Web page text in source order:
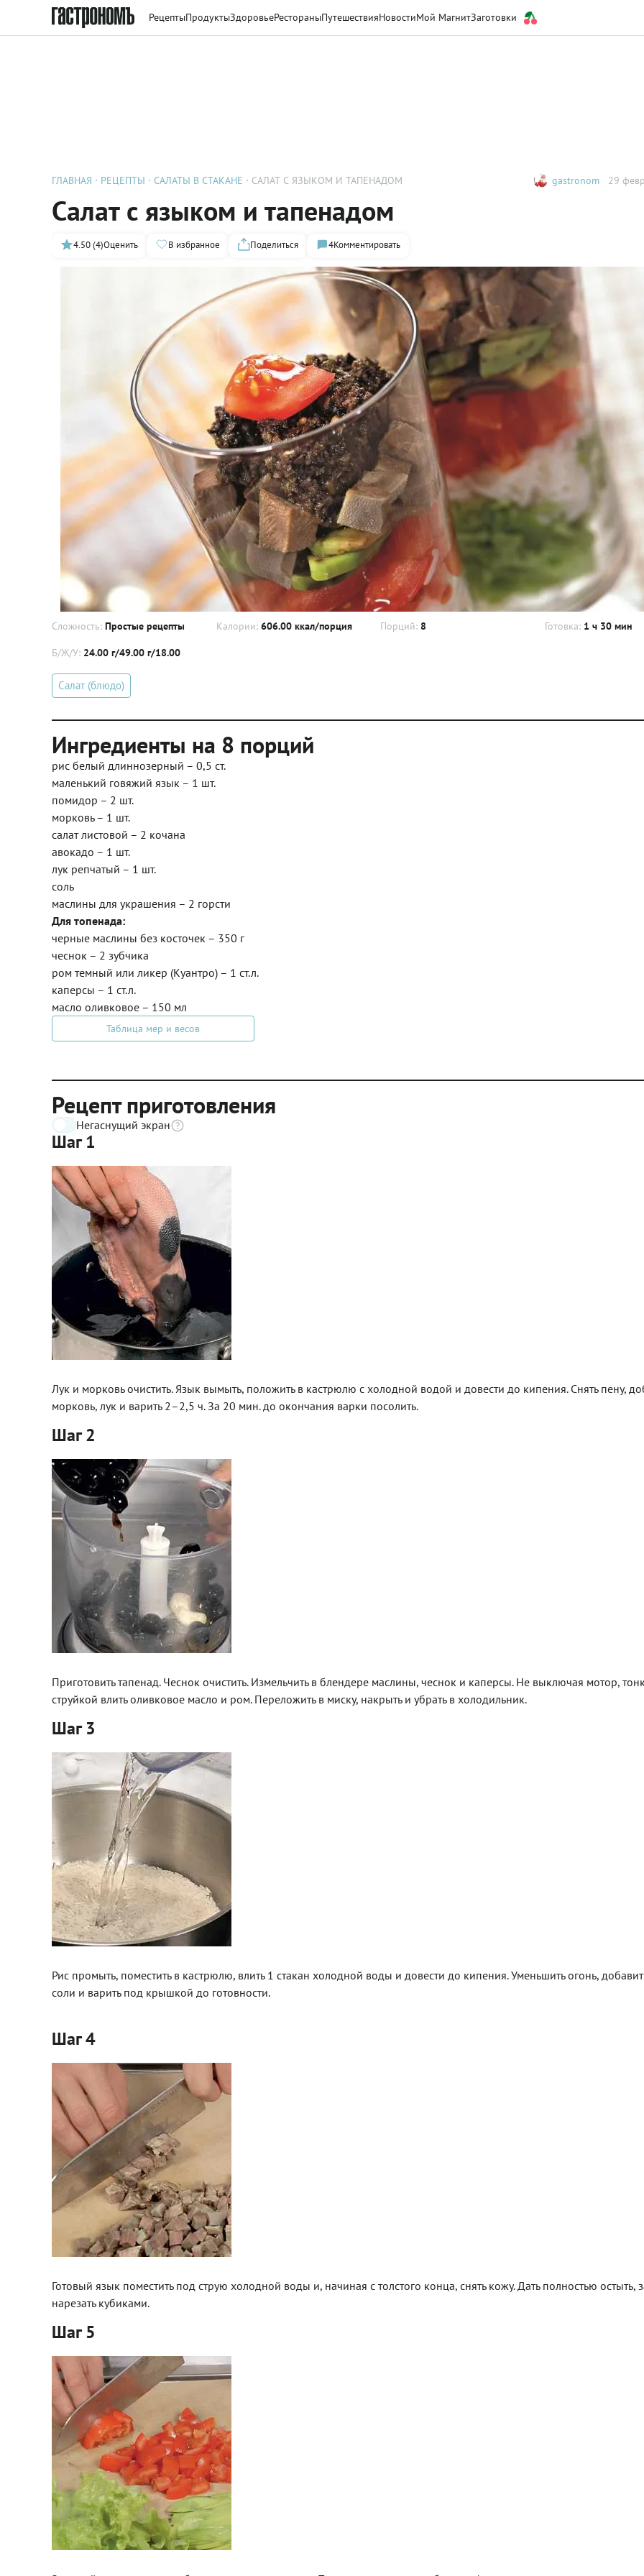
РецептыПродуктыЗдоровьеРестораныПутешествияНовостиМой МагнитЗаготовки
ГЛАВНАЯ РЕЦЕПТЫ САЛАТЫ В СТАКАНЕ САЛАТ С ЯЗЫКОМ И ТАПЕНАДОМ gastronom 29
Салат с языком и тапенадом
4.50 (4)Оценить В избранное Поделиться 4Комментировать
Сложность: Простые рецепты Калории: 606.00 ккал/порция Порций: 8 Готовка: 1 ч 30 мин
Б/Ж/У: 24.00 г/49.00 г/18.00
Салат (блюдо)
Ингредиенты на 8 порций
рис белый длиннозерный – 0,5 ст.
маленький говяжий язык – 1 шт.
помидор – 2 шт.
морковь – 1 шт.
салат листовой – 2 кочана
авокадо – 1 шт.
лук репчатый – 1 шт.
соль
маслины для украшения – 2 горсти
Для топенада:
черные маслины без косточек – 350 г
чеснок – 2 зубчика
ром темный или ликер (Куантро) – 1 ст.л.
каперсы – 1 ст.л.
масло оливковое – 150 мл
Таблица мер и весов
Рецепт приготовления
Негаснущий экран
Шаг 1
Лук и морковь очистить. Язык вымыть, положить в кастрюлю с холодной водой и довести до кипения. Снять пену,
морковь, лук и варить 2–2,5 ч. За 20 мин. до окончания варки посолить.
Шаг 2
Приготовить тапенад. Чеснок очистить. Измельчить в блендере маслины, чеснок и каперсы. Не выключая мотор,
струйкой влить оливковое масло и ром. Переложить в миску, накрыть и убрать в холодильник.
Шаг 3
Рис промыть, поместить в кастрюлю, влить 1 стакан холодной воды и довести до кипения. Уменьшить огонь,
соли и варить под крышкой до готовности.
Шаг 4
Готовый язык поместить под струю холодной воды и, начиная с толстого конца, снять кожу. Дать полностью остыть,
нарезать кубиками.
Шаг 5